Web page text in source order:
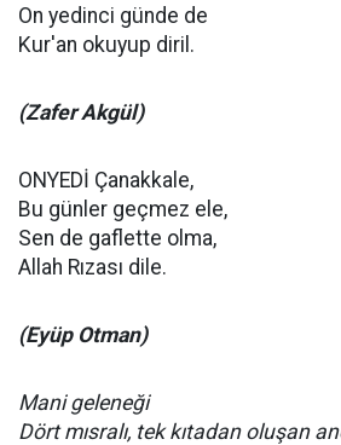
On yedinci günde de
Kur'an okuyup diril.
(Zafer Akgül)
ONYEDİ Çanakkale,
Bu günler geçmez ele,
Sen de gaflette olma,
Allah Rızası dile.
(Eyüp Otman)
Mani geleneği
Dört mısralı, tek kıtadan oluşan